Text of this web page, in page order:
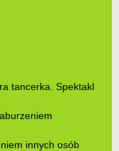
tancerka. Spektakl
innych osób